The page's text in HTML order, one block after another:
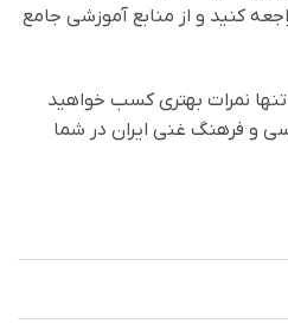
کنید و از منابع آموزشی جامع
نمرات بهتری کسب خواهید
و فرهنگ غنی ایران در شما